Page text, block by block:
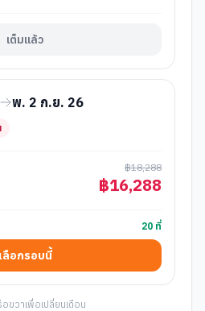
เต็มแล้ว
พ. 2 ก.ย. 26
฿18,288
฿16,288
20 ที่
เลือกรอบนี้
ขวาเพื่อเปลี่ยนเดือน